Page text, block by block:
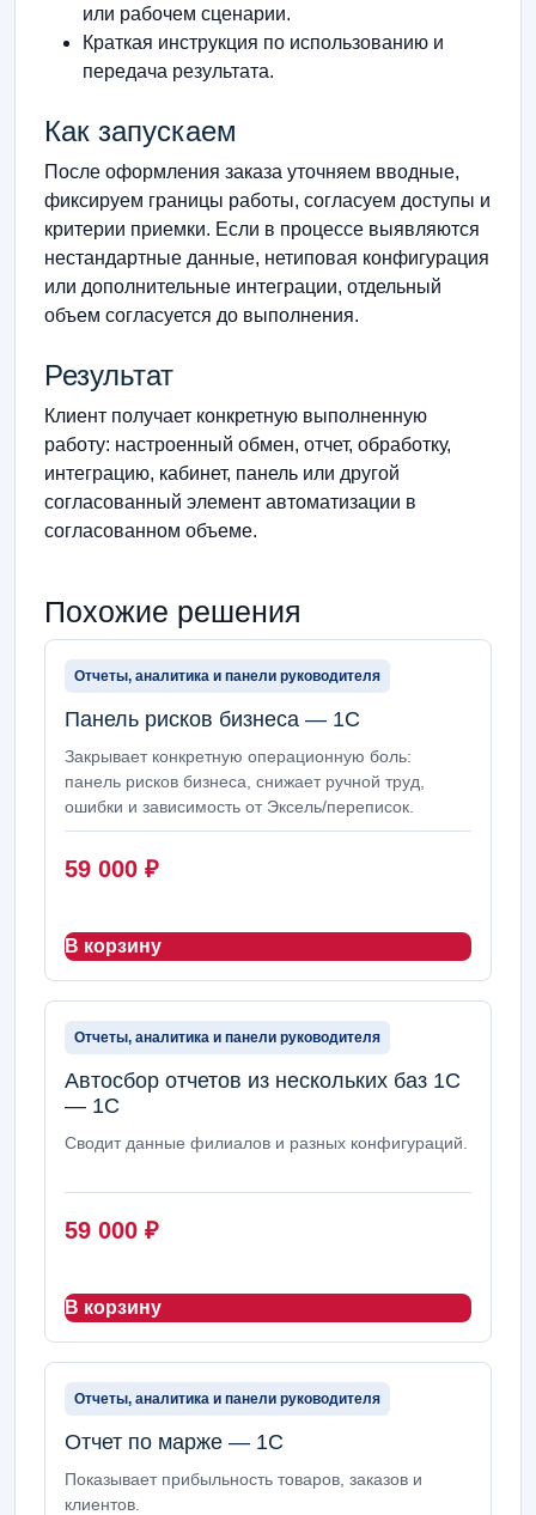
или рабочем сценарии.
Краткая инструкция по использованию и
передача результата.
Как запускаем
После оформления заказа уточняем вводные,
фиксируем границы работы, согласуем доступы и
критерии приемки. Если в процессе выявляются
нестандартные данные, нетиповая конфигурация
или дополнительные интеграции, отдельный
объем согласуется до выполнения.
Результат
Клиент получает конкретную выполненную
работу: настроенный обмен, отчет, обработку,
интеграцию, кабинет, панель или другой
согласованный элемент автоматизации в
согласованном объеме.
Похожие решения
Отчеты, аналитика и панели руководителя
Панель рисков бизнеса — 1С
Закрывает конкретную операционную боль:
панель рисков бизнеса, снижает ручной труд,
ошибки и зависимость от Эксель/переписок.
59 000 ₽
В корзину
Отчеты, аналитика и панели руководителя
Автосбор отчетов из нескольких баз 1С
— 1С
Сводит данные филиалов и разных конфигураций.
59 000 ₽
В корзину
Отчеты, аналитика и панели руководителя
Отчет по марже — 1С
Показывает прибыльность товаров, заказов и
клиентов.